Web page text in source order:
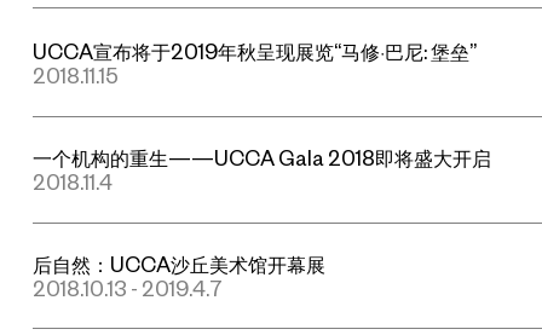
UCCA宣布将于2019年秋呈现展览“马修·巴尼: 堡垒”
2018.11.15
一个机构的重生——UCCA Gala 2018即将盛大开启
2018.11.4
后自然：UCCA沙丘美术馆开幕展
2018.10.13 - 2019.4.7